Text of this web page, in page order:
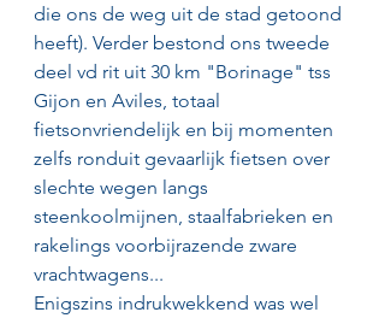
die ons de weg uit de stad getoond
heeft). Verder bestond ons tweede
deel vd rit uit 30 km "Borinage" tss
Gijon en Aviles, totaal
fietsonvriendelijk en bij momenten
zelfs ronduit gevaarlijk fietsen over
slechte wegen langs
steenkoolmijnen, staalfabrieken en
rakelings voorbijrazende zware
vrachtwagens...
Enigszins indrukwekkend was wel